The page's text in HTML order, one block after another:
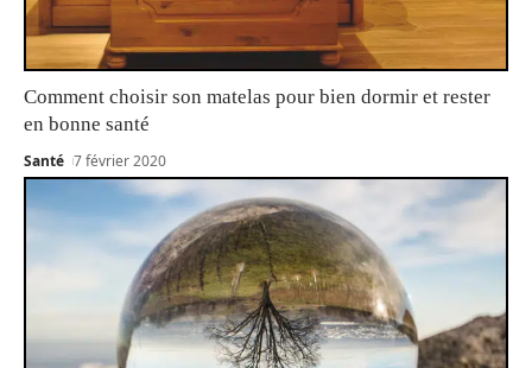
Comment choisir son matelas pour bien dormir et rester
en bonne santé
Santé 7 février 2020